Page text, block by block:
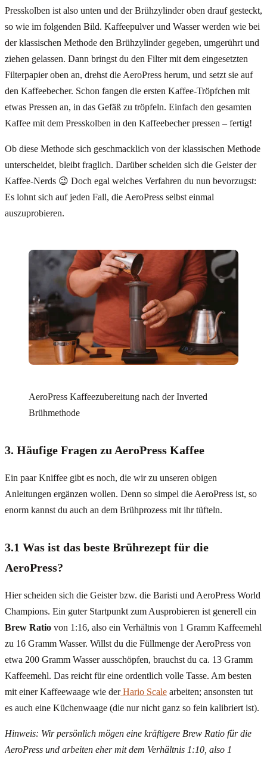
Presskolben ist also unten und der Brühzylinder oben drauf gesteckt,
so wie im folgenden Bild. Kaffeepulver und Wasser werden wie bei
der klassischen Methode den Brühzylinder gegeben, umgerührt und
ziehen gelassen. Dann bringst du den Filter mit dem eingesetzten
Filterpapier oben an, drehst die AeroPress herum, und setzt sie auf
den Kaffeebecher. Schon fangen die ersten Kaffee-Tröpfchen mit
etwas Pressen an, in das Gefäß zu tröpfeln. Einfach den gesamten
Kaffee mit dem Presskolben in den Kaffeebecher pressen – fertig!
Ob diese Methode sich geschmacklich von der klassischen Methode
unterscheidet, bleibt fraglich. Darüber scheiden sich die Geister der
Kaffee-Nerds 😉 Doch egal welches Verfahren du nun bevorzugst:
Es lohnt sich auf jeden Fall, die AeroPress selbst einmal
auszuprobieren.
AeroPress Kaffeezubereitung nach der Inverted
Brühmethode
3. Häufige Fragen zu AeroPress Kaffee
Ein paar Kniffee gibt es noch, die wir zu unseren obigen
Anleitungen ergänzen wollen. Denn so simpel die AeroPress ist, so
enorm kannst du auch an dem Brühprozess mit ihr tüfteln.
3.1 Was ist das beste Brührezept für die
AeroPress?
Hier scheiden sich die Geister bzw. die Baristi und AeroPress World
Champions. Ein guter Startpunkt zum Ausprobieren ist generell ein
Brew Ratio von 1:16, also ein Verhältnis von 1 Gramm Kaffeemehl
zu 16 Gramm Wasser. Willst du die Füllmenge der AeroPress von
etwa 200 Gramm Wasser ausschöpfen, brauchst du ca. 13 Gramm
Kaffeemehl. Das reicht für eine ordentlich volle Tasse. Am besten
mit einer Kaffeewaage wie derHario Scale arbeiten; ansonsten tut
es auch eine Küchenwaage (die nur nicht ganz so fein kalibriert ist).
Hinweis: Wir persönlich mögen eine kräftigere Brew Ratio für die
AeroPress und arbeiten eher mit dem Verhältnis 1:10, also 1